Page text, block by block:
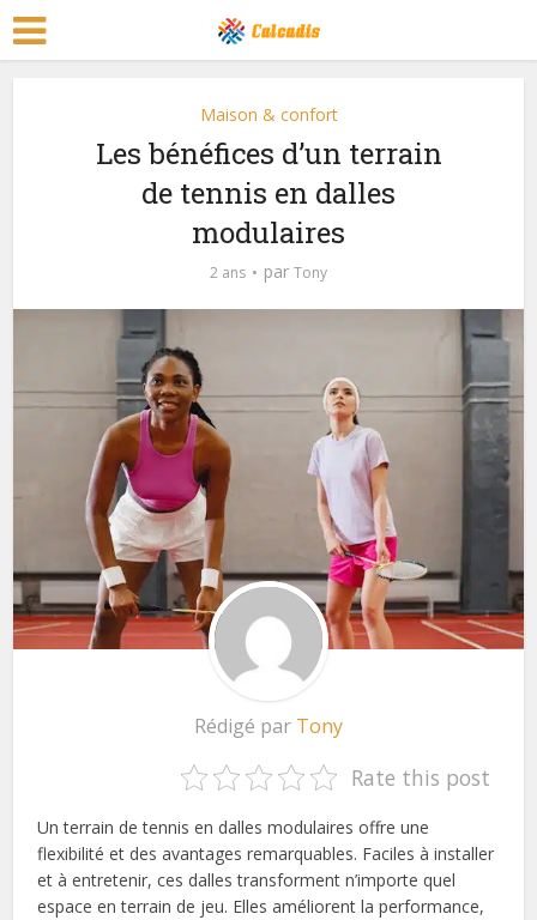
Maison & confort
Les bénéfices d’un terrain
de tennis en dalles
modulaires
2 ans par Tony
Rédigé par Tony
Rate this post
Un terrain de tennis en dalles modulaires offre une
flexibilité et des avantages remarquables. Faciles à installer
et à entretenir, ces dalles transforment n’importe quel
espace en terrain de jeu. Elles améliorent la performance,